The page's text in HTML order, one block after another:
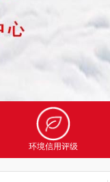
环境信用评级